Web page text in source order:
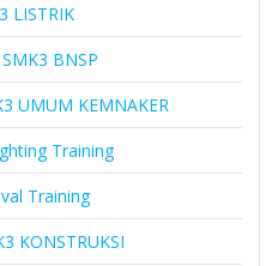
LISTRIK
BNSP
UMUM KEMNAKER
Training
Training
KONSTRUKSI